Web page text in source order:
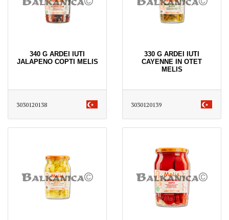
340 G ARDEI IUTI
JALAPENO COPTI MELIS
3030120138
330 G ARDEI IUTI
CAYENNE IN OTET
MELIS
3030120139